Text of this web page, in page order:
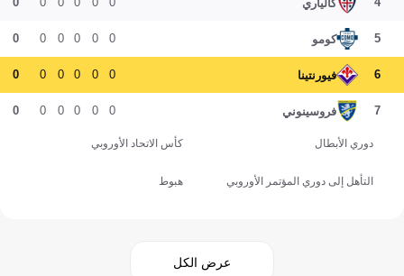
كالياري
5 كومو 0
0
0
0
0
0
6 فيورنتينا 0
0
0
0
0
0
7 فروسينوني 0
0
0
0
0
0
دوري الأبطال كأس الاتحاد الأوروبي
التأهل إلى دوري المؤتمر الأوروبي هبوط
عرض الكل